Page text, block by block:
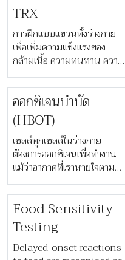
body healthy and mind
more free. This is a
positive and popular
yoga practice for coping
with stress, relieving
tension, and promoting
positive moods.
TRX
การฝึกแบบแขวนทั้งร่างกาย
เพื่อเพิ่มความแข็งแรงของ
กล้ามเนื้อ ความทนทาน ความ
คล่องตัว และการรักษา
เสถียรภาพของแกนกลางลำตัว
โดยใช้แรงโน้มถ่วงและน้ำหนัก
ตัวของคุณเอง
​​ออกซิเจนบำบัด​
(HBOT)
เซลล์ทุกเซลล์ในร่างกาย
ต้องการออกซิเจนเพื่อทำงาน
แม้ว่าอากาศที่เราหายใจตาม
ปกติจะมีออกซิเจนอยู่ 21% แต่
การบำบัดด้วยออกซิเจนแรง
ดันสูงนั้นต้องใช้ออกซิเจน
100% เพื่อเพิ่มแรงดันเพื่อให้
ออกซิเจนไหลเวียนเข้าสู่
เนื้อเยื่อได้อย่างเต็มที่ ซึ่ง
Food Sensitivity
Testing
Delayed-onset reactions